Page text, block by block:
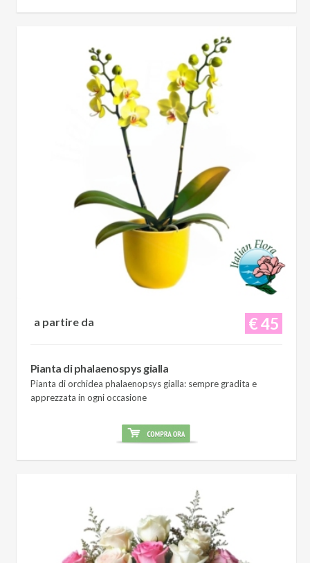
€ 45
a partire da
Pianta di phalaenospys gialla
Pianta di orchidea phalaenopsys gialla: sempre gradita e
apprezzata in ogni occasione